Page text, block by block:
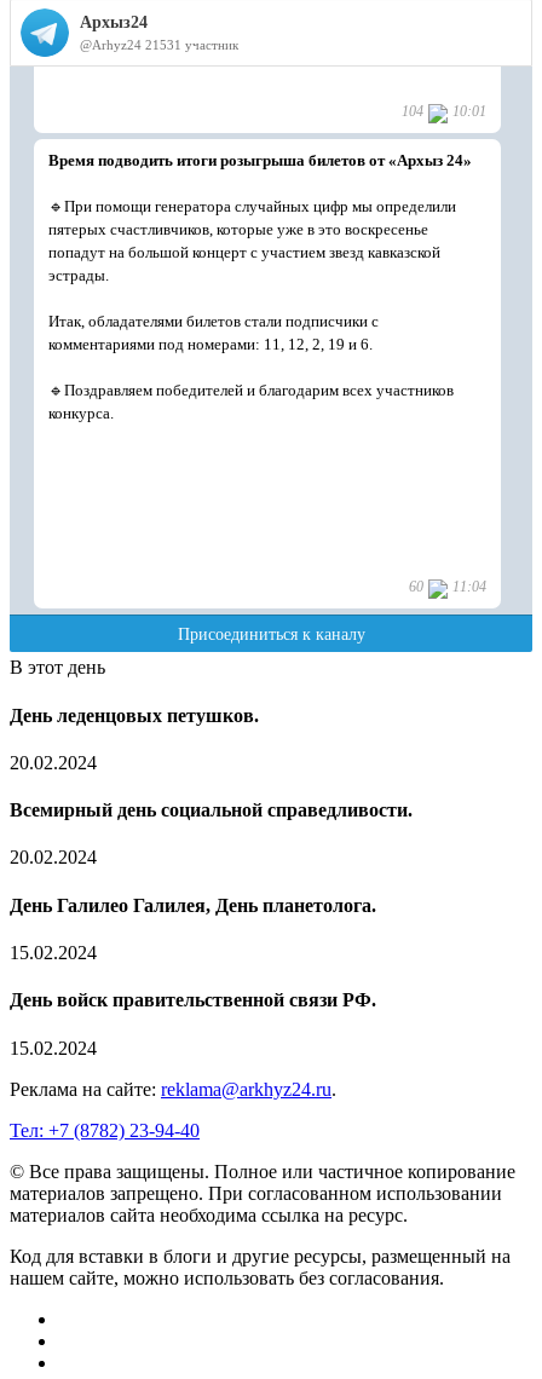
В этот день
День леденцовых петушков.
20.02.2024
Всемирный день социальной справедливости.
20.02.2024
День Галилео Галилея, День планетолога.
15.02.2024
День войск правительственной связи РФ.
15.02.2024
Реклама на сайте: reklama@arkhyz24.ru.
Тел: +7 (8782) 23‑94‑40
© Все права защищены. Полное или частичное копирование
материалов запрещено. При согласованном использовании
материалов сайта необходима ссылка на ресурс.
Код для вставки в блоги и другие ресурсы, размещенный на
нашем сайте, можно использовать без согласования.